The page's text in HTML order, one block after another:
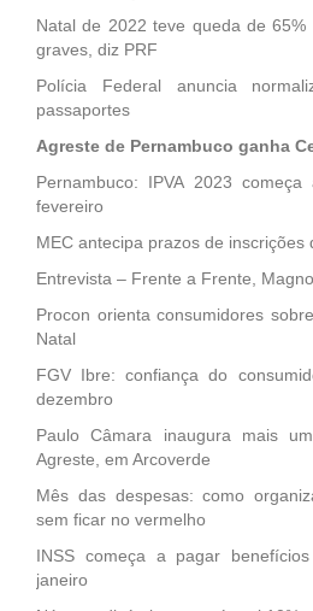
Natal de 2022 teve queda de
graves, diz PRF
Polícia Federal anuncia
passaportes
Agreste de Pernambuco ganha
Pernambuco: IPVA 2023
fevereiro
MEC antecipa prazos de inscrições
Entrevista – Frente a Frente,
Procon orienta consumidores
Natal
FGV Ibre: confiança do
dezembro
Paulo Câmara inaugura mais
Agreste, em Arcoverde
Mês das despesas: como
sem ficar no vermelho
INSS começa a pagar
janeiro